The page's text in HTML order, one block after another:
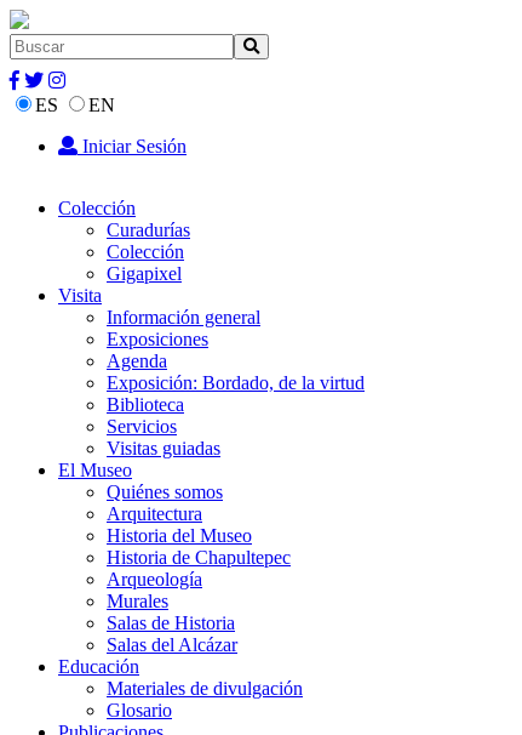
ES
EN
Iniciar Sesión
Colección
Curadurías
Colección
Gigapixel
Visita
Información general
Exposiciones
Agenda
Exposición: Bordado, de la virtud
Biblioteca
Servicios
Visitas guiadas
El Museo
Quiénes somos
Arquitectura
Historia del Museo
Historia de Chapultepec
Arqueología
Murales
Salas de Historia
Salas del Alcázar
Educación
Materiales de divulgación
Glosario